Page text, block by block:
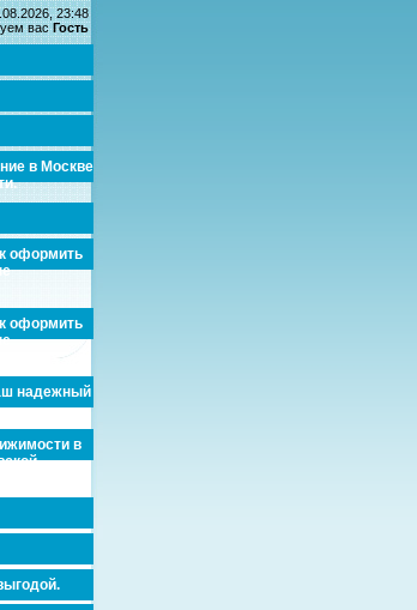
23:48
вас Гость
в Москве
оформить
оформить
надежный
в